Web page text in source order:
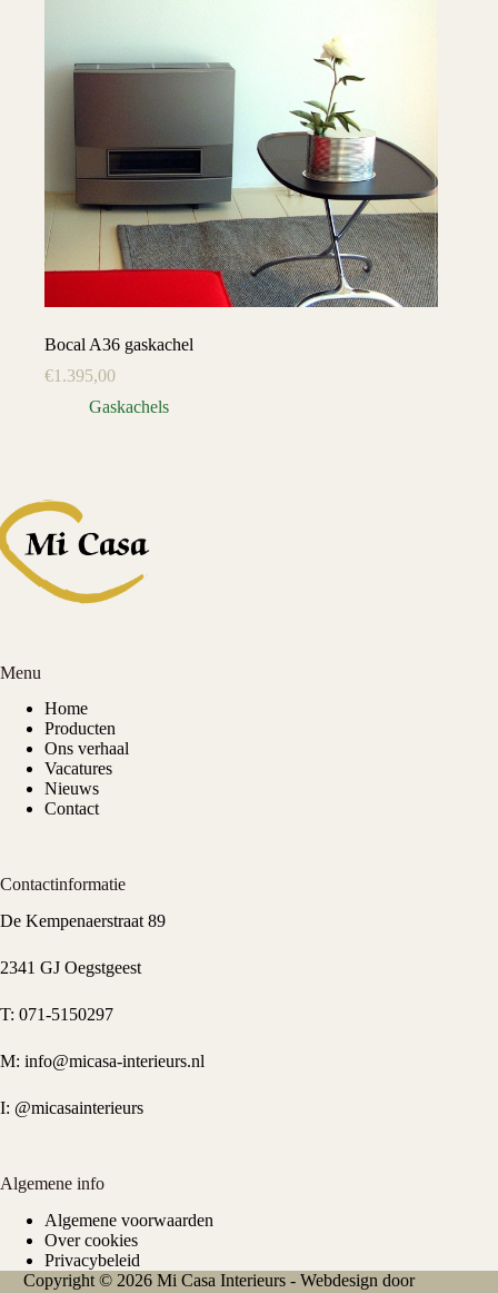
Bocal A36 gaskachel
€1.395,00
Gaskachels
Menu
Home
Producten
Ons verhaal
Vacatures
Nieuws
Contact
Contactinformatie
De Kempenaerstraat 89
2341 GJ Oegstgeest
T: 071-5150297
M: info@micasa-interieurs.nl
I: @micasainterieurs
Algemene info
Algemene voorwaarden
Over cookies
Privacybeleid
Copyright © 2026 Mi Casa Interieurs - Webdesign door